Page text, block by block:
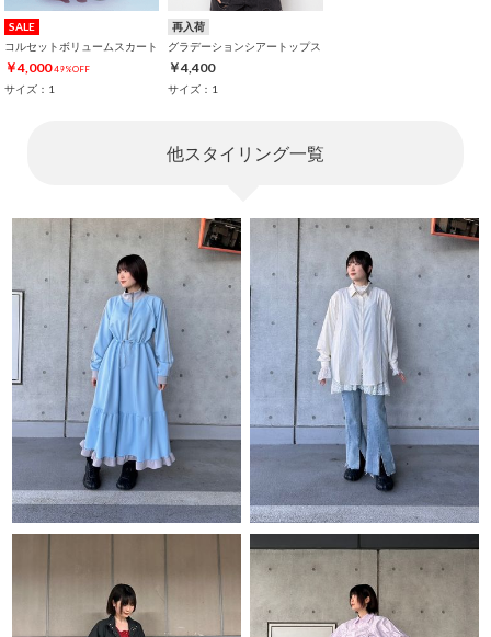
SALE
コルセットボリュームスカート
￥4,000 49%OFF
サイズ：1
再入荷
グラデーションシアートップス
￥4,400
サイズ：1
他スタイリング一覧